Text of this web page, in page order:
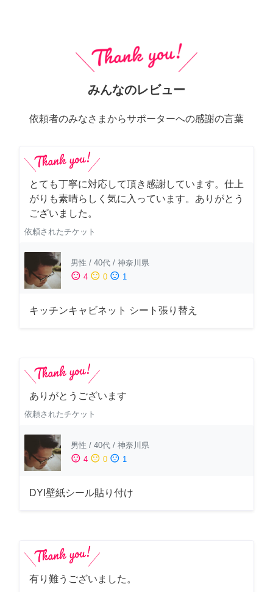
みんなのレビュー
依頼者のみなさまからサポーターへの感謝の言葉
とても丁寧に対応して頂き感謝しています。仕上
がりも素晴らしく気に入っています。ありがとう
ございました。
依頼されたチケット
男性 / 40代 / 神奈川県
sentiment_satisfied 4 sentiment_neutral 0 sentiment_dissatisfied 1
キッチンキャビネット シート張り替え
ありがとうございます
依頼されたチケット
男性 / 40代 / 神奈川県
sentiment_satisfied 4 sentiment_neutral 0 sentiment_dissatisfied 1
DYI壁紙シール貼り付け
有り難うございました。